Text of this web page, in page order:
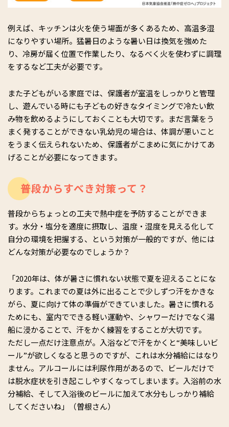
例えば、キッチンは火を使う場面が多くあるため、高温多湿
になりやすい場所。猛暑日のような暑い日は換気を強めた
り、冷房が届く位置で作業したり、なるべく火を使わずに調理
をするなど工夫が必要です。
また子どもがいる家庭では、保護者が室温をしっかりと管理
し、遊んでいる時にも子どもの好きなタイミングで冷たい飲
み物を飲めるようにしておくことも大切です。まだ言葉をう
まく発することができない乳幼児の場合は、体調が悪いこと
をうまく伝えられないため、保護者がこまめに気にかけてあ
げることが必要になってきます。
普段からすべき対策って？
普段からちょっとの工夫で熱中症を予防することができま
す。水分・塩分を適度に摂取し、温度・湿度を見える化して
自分の環境を把握する、という対策が一般的ですが、他には
どんな対策が必要なのでしょうか？
「2020年は、体が暑さに慣れない状態で夏を迎えることにな
ります。これまでの夏は外に出ることで少しずつ汗をかきな
がら、夏に向けて体の準備ができていました。暑さに慣れる
ためにも、室内でできる軽い運動や、シャワーだけでなく湯
船に浸かることで、汗をかく練習をすることが大切です。
ただし一点だけ注意点が。入浴などで汗をかくと“美味しいビ
ール”が欲しくなると思うのですが、これは水分補給にはなり
ません。アルコールには利尿作用があるので、ビールだけで
は脱水症状を引き起こしやすくなってしまいます。入浴前の水
分補給、そして入浴後のビールに加えて水分もしっかり補給
してくださいね」（曽根さん）